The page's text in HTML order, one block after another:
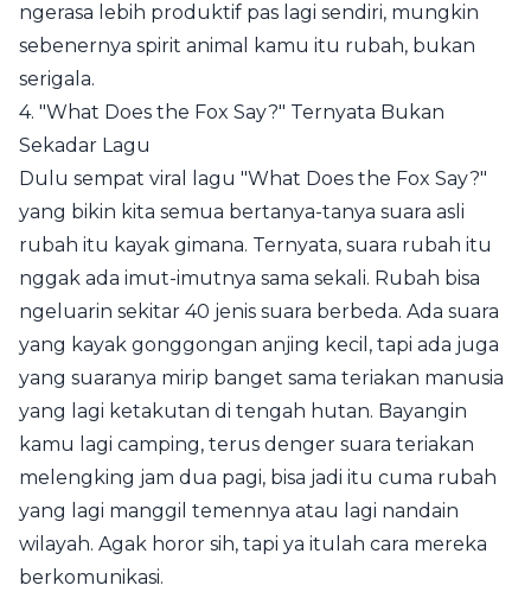
ngerasa lebih produktif pas lagi sendiri, mungkin
sebenernya spirit animal kamu itu rubah, bukan
serigala.
4. "What Does the Fox Say?" Ternyata Bukan
Sekadar Lagu
Dulu sempat viral lagu "What Does the Fox Say?"
yang bikin kita semua bertanya-tanya suara asli
rubah itu kayak gimana. Ternyata, suara rubah itu
nggak ada imut-imutnya sama sekali. Rubah bisa
ngeluarin sekitar 40 jenis suara berbeda. Ada suara
yang kayak gonggongan anjing kecil, tapi ada juga
yang suaranya mirip banget sama teriakan manusia
yang lagi ketakutan di tengah hutan. Bayangin
kamu lagi camping, terus denger suara teriakan
melengking jam dua pagi, bisa jadi itu cuma rubah
yang lagi manggil temennya atau lagi nandain
wilayah. Agak horor sih, tapi ya itulah cara mereka
berkomunikasi.